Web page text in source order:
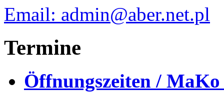
Email: admin@aber.net.pl
Termine
Öffnungszeiten /